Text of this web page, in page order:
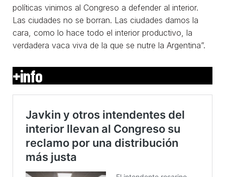
políticas vinimos al Congreso a defender al interior.
Las ciudades no se borran. Las ciudades damos la
cara, como lo hace todo el interior productivo, la
verdadera vaca viva de la que se nutre la Argentina”.
+info